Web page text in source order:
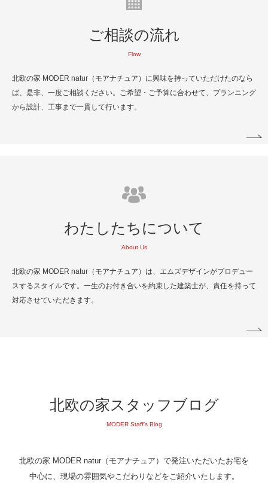
ご相談の流れ
Flow
北欧の家 MODER natur（モアナチュア）に興味を持っていただけたのなら
ば、是非、一度ご相談ください。ご希望・ご予算に合わせて、プランニング
から設計、工事まで一貫して行います。
わたしたちについて
About Us
北欧の家 MODER natur（モアナチュア）は、エムズデザインがプロデュー
スするスタイルです。一生のお付き合いを約束した建築士が、責任を持って
対応させていただきます。
北欧の家スタッフブログ
MODER Staff’s Blog
北欧の家 MODER natur（モアナチュア）で発注いただいたお宅を
中心に、現場の雰囲気やこだわりなどをご紹介いたします。